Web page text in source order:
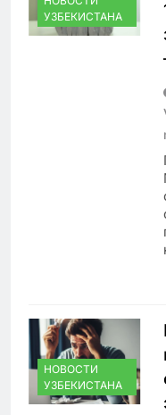
УЗБЕКИСТАНА
НОВОСТИ
УЗБЕКИСТАНА